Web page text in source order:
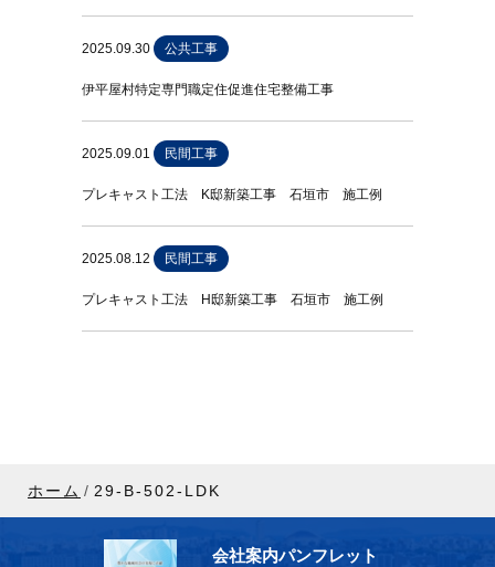
2025.09.30 公共工事
伊平屋村特定専門職定住促進住宅整備工事
2025.09.01 民間工事
プレキャスト工法 K邸新築工事 石垣市 施工例
2025.08.12 民間工事
プレキャスト工法 H邸新築工事 石垣市 施工例
ホーム 29-B-502-LDK
会社案内パンフレット